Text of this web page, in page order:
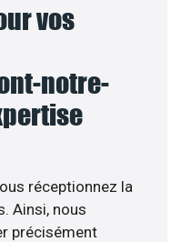
vos
notre-
réceptionnez la
Ainsi, nous
précisément